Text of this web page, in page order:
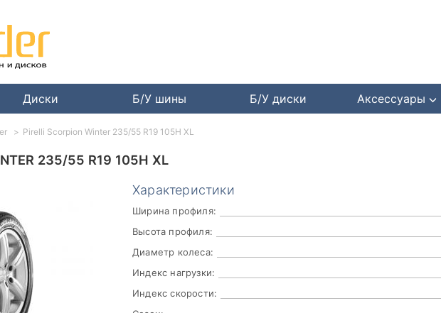
Диски Б/У шины Б/У диски Аксессуары
235/55 R19 105H XL
Характеристики
Ширина профиля:
Высота профиля:
Диаметр колеса:
Индекс нагрузки:
Индекс скорости:
Pirelli Scorpion Winter 235/55 R19 105H XL